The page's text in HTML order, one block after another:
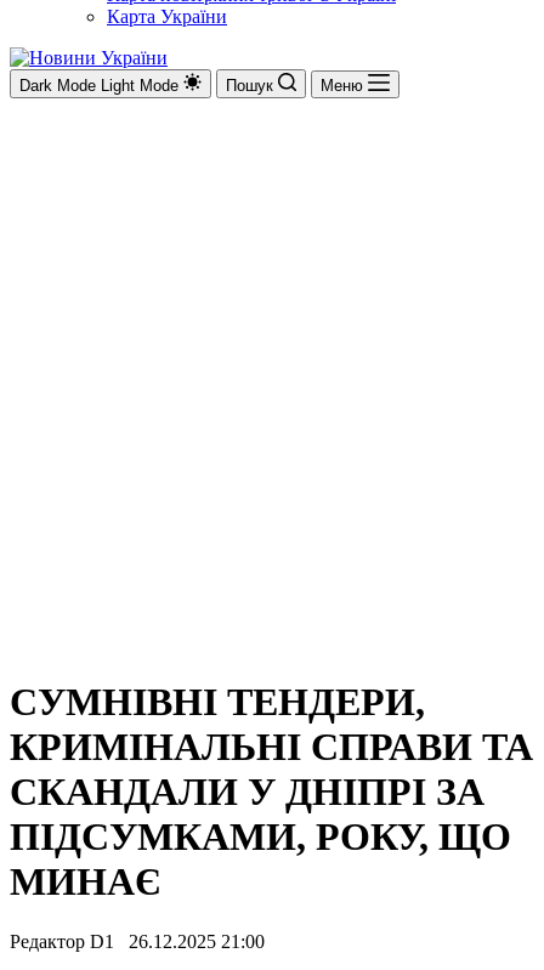
Карта України
Dark Mode Light Mode Пошук Меню
СУМНІВНІ ТЕНДЕРИ,
КРИМІНАЛЬНІ СПРАВИ ТА
СКАНДАЛИ У ДНІПРІ ЗА
ПІДСУМКАМИ, РОКУ, ЩО
МИНАЄ
Редактор D1 26.12.2025 21:00